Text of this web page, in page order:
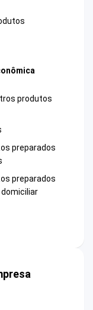
produtos
preparados
preparados